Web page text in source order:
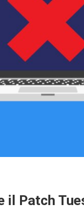
Patch